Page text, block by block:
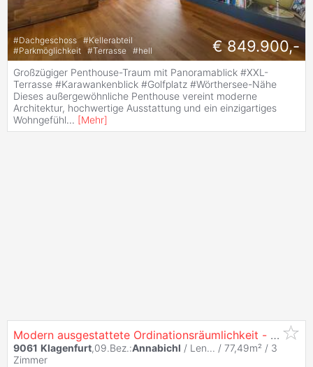
#Dachgeschoss #Kellerabteil
#Parkmöglichkeit #Terrasse #hell € 849.900,-
Großzügiger Penthouse-Traum mit Panoramablick #XXL-
Terrasse #Karawankenblick #Golfplatz #Wörthersee-Nähe
Dieses außergewöhnliche Penthouse vereint moderne
Architektur, hochwertige Ausstattung und ein einzigartiges
Wohngefühl... [Mehr]
Modern ausgestattete Ordinationsräumlichkeit - komplett eingerichtet und sofort nutzbar!
9061 Klagenfurt,09.Bez.:Annabichl / Len... / 77,49m² / 3
Zimmer